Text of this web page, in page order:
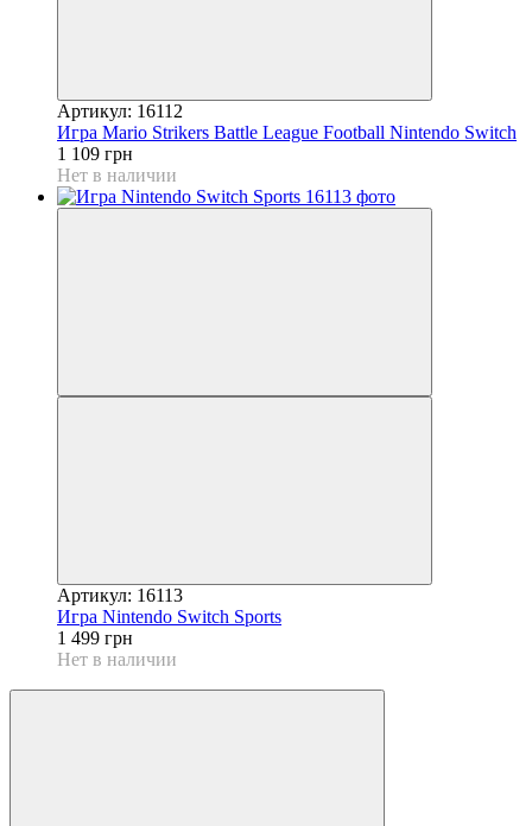
Артикул: 16112
Игра Mario Strikers Battle League Football Nintendo Switch
1 109 грн
Нет в наличии
Артикул: 16113
Игра Nintendo Switch Sports
1 499 грн
Нет в наличии